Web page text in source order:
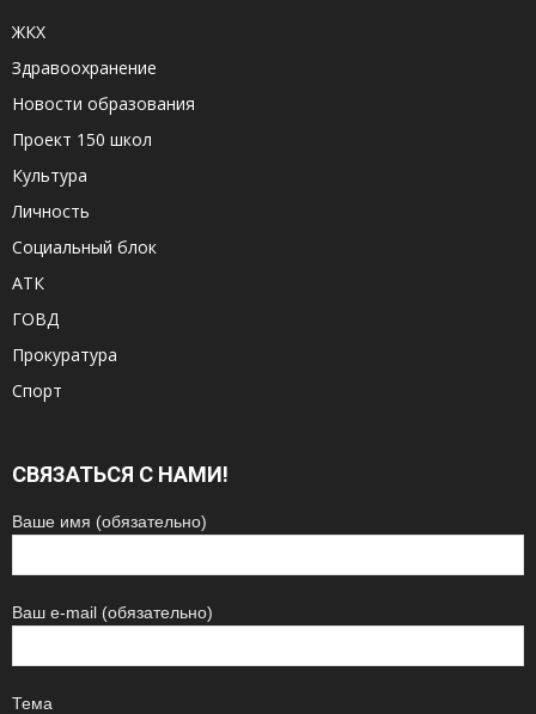
ЖКХ
Здравоохранение
Новости образования
Проект 150 школ
Культура
Личность
Социальный блок
АТК
ГОВД
Прокуратура
Спорт
СВЯЗАТЬСЯ С НАМИ!
Ваше имя (обязательно)
Ваш e-mail (обязательно)
Тема